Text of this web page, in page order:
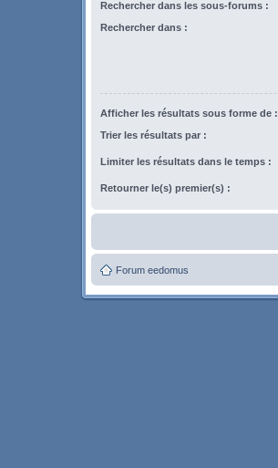
Rechercher dans les sous-forums :
Rechercher dans :
Afficher les résultats sous forme de :
Trier les résultats par :
Limiter les résultats dans le temps :
Retourner le(s) premier(s) :
Forum eedomus